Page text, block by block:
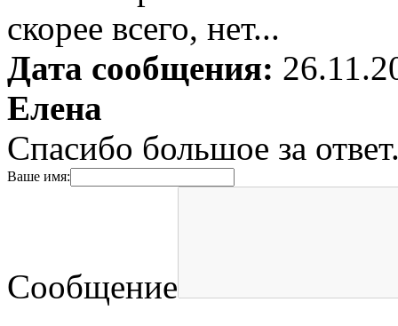
скорее всего, нет...
Дата сообщения:
Елена
Спасибо большое за
Ваше имя:
Сообщение